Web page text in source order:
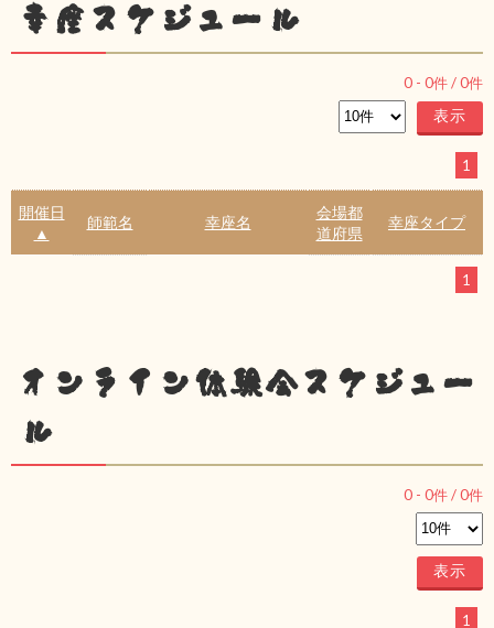
幸座スケジュール
0 - 0件 /0件
1
開催日
▲
師範名 幸座名
会場都
道府県
幸座タイプ
1
オンライン体験会スケジュー
ル
0 - 0件 /0件
1